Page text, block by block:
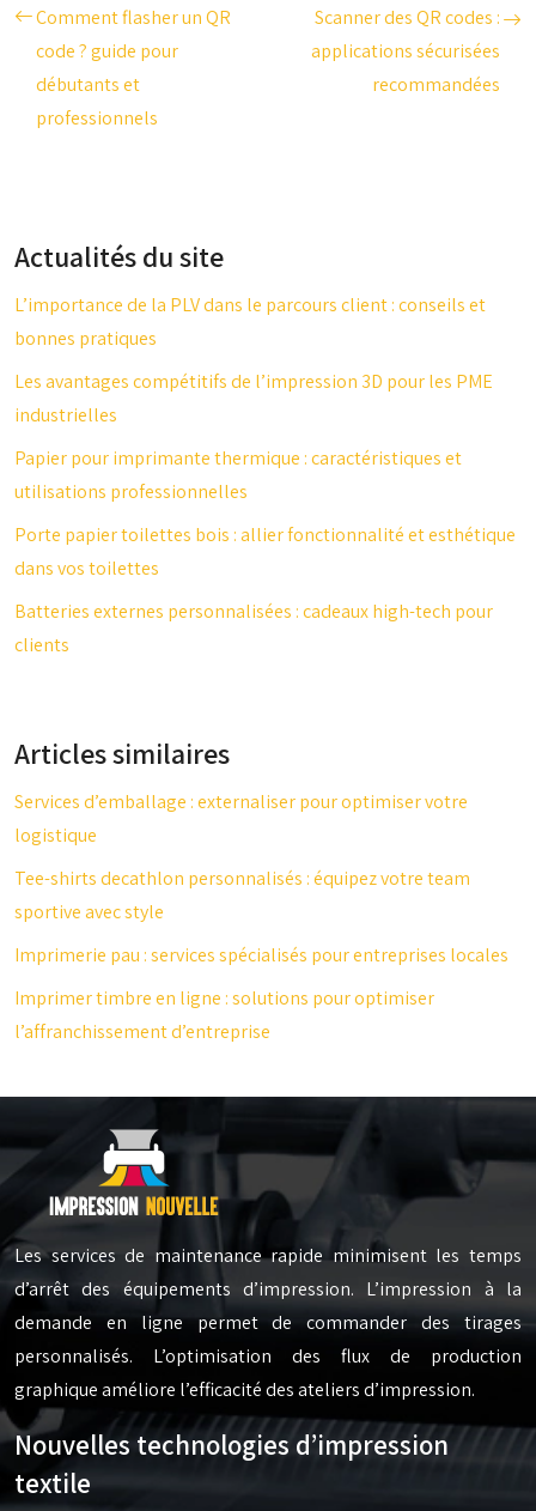
Comment flasher un QR
code ? guide pour
débutants et
professionnels
Scanner des QR codes :
applications sécurisées
recommandées
Actualités du site
L’importance de la PLV dans le parcours client : conseils et
bonnes pratiques
Les avantages compétitifs de l’impression 3D pour les PME
industrielles
Papier pour imprimante thermique : caractéristiques et
utilisations professionnelles
Porte papier toilettes bois : allier fonctionnalité et esthétique
dans vos toilettes
Batteries externes personnalisées : cadeaux high-tech pour
clients
Articles similaires
Services d’emballage : externaliser pour optimiser votre
logistique
Tee-shirts decathlon personnalisés : équipez votre team
sportive avec style
Imprimerie pau : services spécialisés pour entreprises locales
Imprimer timbre en ligne : solutions pour optimiser
l’affranchissement d’entreprise
Les services de maintenance rapide minimisent les temps
d’arrêt des équipements d’impression. L’impression à la
demande en ligne permet de commander des tirages
personnalisés. L’optimisation des flux de production
graphique améliore l’efficacité des ateliers d’impression.
Nouvelles technologies d’impression
textile